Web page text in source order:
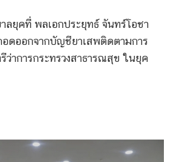
ที่ พลเอกประยุทธ์ จันทร์โอชา
ดออกจากบัญชียาเสพติดตามการ
ว่าการกระทรวงสาธารณสุข ในยุค